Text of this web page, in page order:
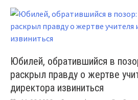
Юбилей, обратившийся в
раскрыл правду о жертве
директора извиниться